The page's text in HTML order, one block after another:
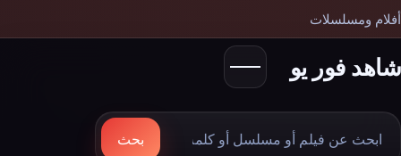
أفلام ومسلسلات
شاهد فور يو
ابحث
بحث